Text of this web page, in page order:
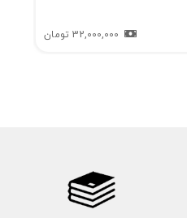
32,000,000 تومان